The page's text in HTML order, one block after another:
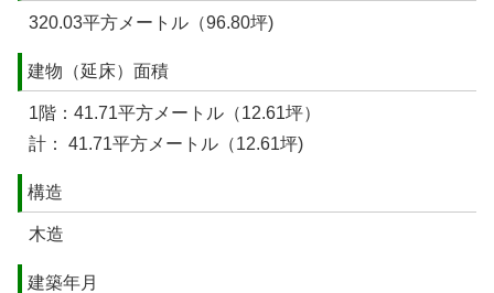
320.03平方メートル（96.80坪)
建物（延床）面積
1階：41.71平方メートル（12.61坪）
計： 41.71平方メートル（12.61坪)
構造
木造
建築年月